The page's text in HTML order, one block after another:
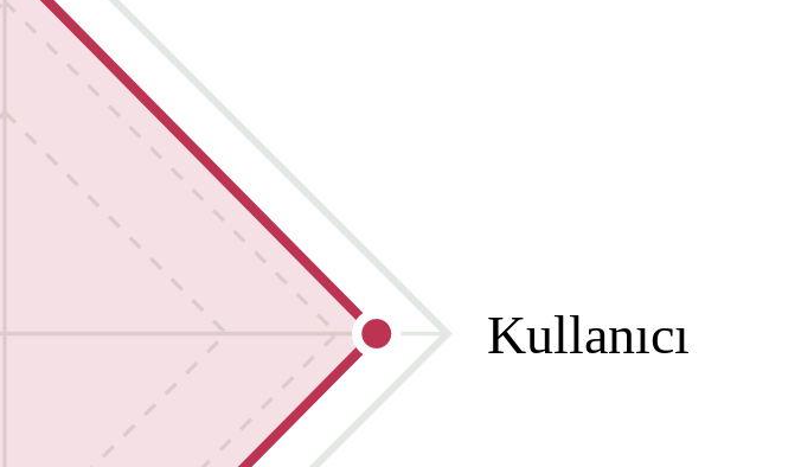
Kullanıcı